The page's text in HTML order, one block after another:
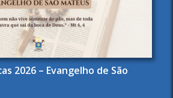
2026 – Evangelho de São